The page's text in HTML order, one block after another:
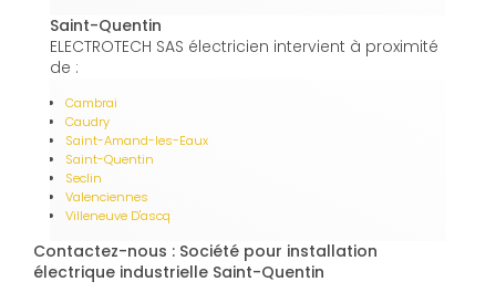
Saint-Quentin
ELECTROTECH SAS électricien intervient à proximité
de :
Cambrai
Caudry
Saint-Amand-les-Eaux
Saint-Quentin
Seclin
Valenciennes
Villeneuve D'ascq
Contactez-nous : Société pour installation
électrique industrielle Saint-Quentin